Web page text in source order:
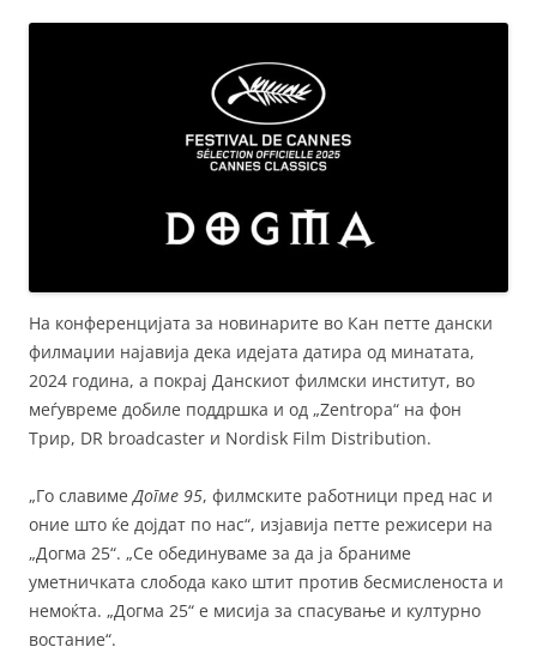
На конференцијата за новинарите во Кан петте дански
филмаџии најавија дека идејата датира од минатата,
2024 година, а покрај Данскиот филмски институт, во
меѓувреме добиле поддршка и од „Zentropa“ на фон
Трир, DR broadcaster и Nordisk Film Distribution.
„Го славимеДогме 95, филмските работници пред нас и
оние што ќе дојдат по нас“, изјавија петте режисери на
„Догма 25“. „Се обединуваме за да ја браниме
уметничката слобода како штит против бесмисленоста и
немоќта. „Догма 25“ е мисија за спасување и културно
востание“.